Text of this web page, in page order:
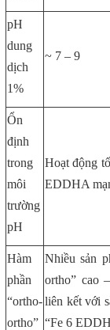
pH
dung
dịch
1%
~ 7 – 9
Ổn
định
trong
môi
trường
pH
Hoạt động
EDDHA
Hàm
phần
“ortho-
ortho”
Nhiều sản
ortho” cao
liên kết với
“Fe 6